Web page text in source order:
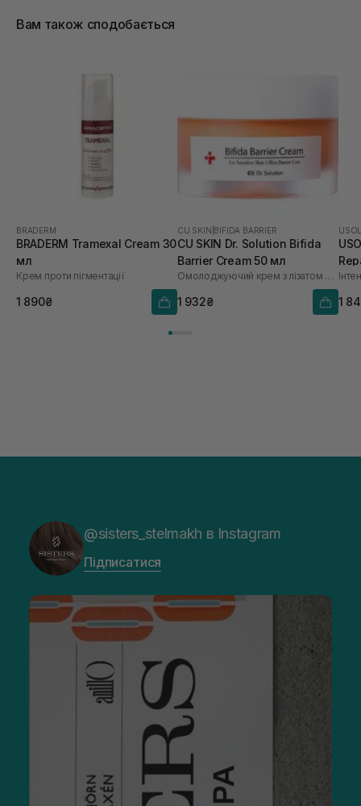
Вам також сподобається
BRADERM
BRADERM Tramexal Cream 30
мл
Крем проти пігментації
1 890₴
CU SKIN BIFIDA BARRIER
CU SKIN Dr. Solution Bifida
Barrier Cream 50 мл
Омолоджуючий крем з лізатом біфідобактерій 65%
1 932₴ 1
@sisters_stelmakh в Instagram
Підписатися